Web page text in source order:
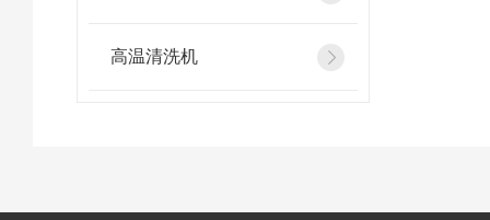
高温清洗机